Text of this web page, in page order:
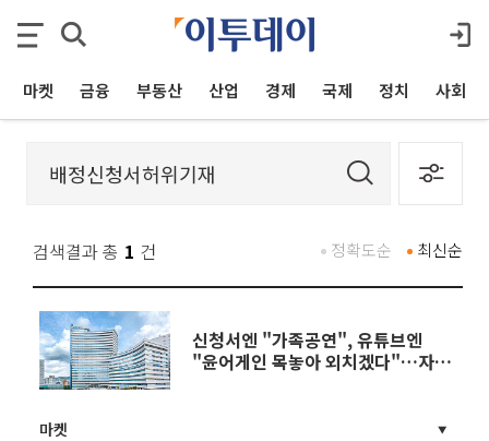
마켓 금융 부동산 산업 경제 국제 정치 사회
검색결과 총 1 건 최신순
정확도순
신청서엔 "가족공연", 유튜브엔
"윤어게인 목놓아 외치겠다"…자승
마켓